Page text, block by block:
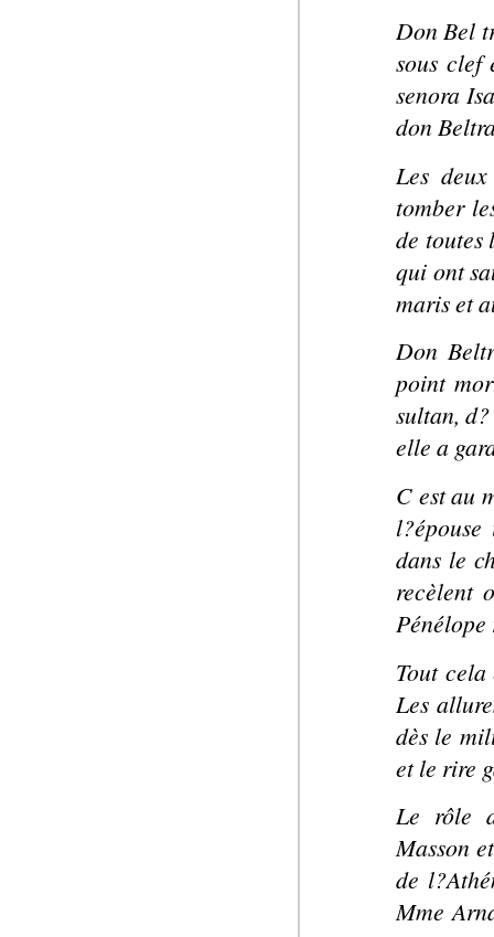
Don Bel
sous clef
senora
don
Les
tomber
de toutes
qui ont
maris et
Don
point
sultan,
elle a
C est au
dans le
recèlent
Tout
Les
dès le
et le rire
Le rôle
Masson
de
Mme